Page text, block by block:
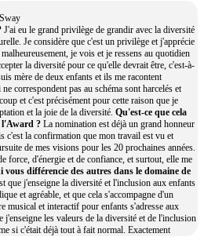
J'ai eu le grand privilège de grandir avec la diversité
Je considère que c'est un privilège et j'apprécie
je vois et je ressens au quotidien
la diversité pour ce qu'elle devrait être, c'est-à-
mère de deux enfants et ils me racontent
correspondent pas au schéma sont harcelés et
et c'est précisément pour cette raison que je
et la joie de la diversité. Qu'est-ce que cela
l'Award ? La nomination est déjà un grand honneur
c'est la confirmation que mon travail est vu et
de mes visions pour les 20 prochaines années.
force, d'énergie et de confiance, et surtout, elle me
vous différencie des autres dans le domaine de
que j'enseigne la diversité et l'inclusion aux enfants
et agréable, et que cela s'accompagne d'un
musical et interactif pour enfants s'adresse aux
j'enseigne les valeurs de la diversité et de l'inclusion
si c'était déjà tout à fait normal. Exactement